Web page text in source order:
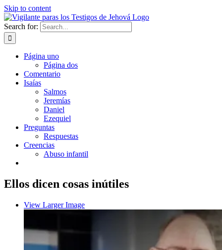
Skip to content
Search for:
Página uno
Página dos
Comentario
Isaías
Salmos
Jeremías
Daniel
Ezequiel
Preguntas
Respuestas
Creencias
Abuso infantil
Ellos dicen cosas inútiles
View Larger Image